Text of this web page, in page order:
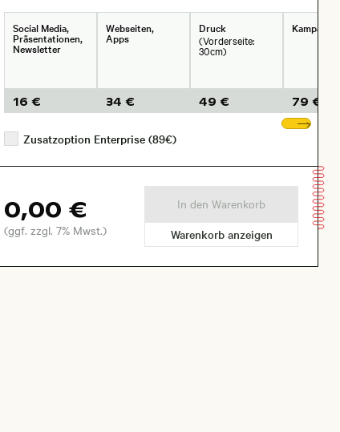
Social Media,
Präsentationen,
Newsletter
16 €
Webseiten,
Apps
34 €
Druck
(Vorderseite:
30cm)
49 €
79 €
Zusatzoption Enterprise (89€)
0,00 €
(ggf. zzgl. 7% Mwst.)
In den Warenkorb
Warenkorb anzeigen